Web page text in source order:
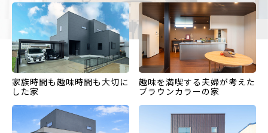
家族時間も趣味時間も大切に
した家
趣味を満喫する夫婦が考えた
ブラウンカラーの家